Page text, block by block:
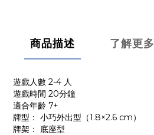
商品描述 了解更多
遊戲人數 2-4 人
遊戲時間 20分鐘
適合年齡 7+
牌型： 小巧外出型（1.8×2.6 cm）
牌架： 底座型